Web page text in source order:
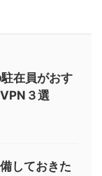
在員がおす
３選
しておきた